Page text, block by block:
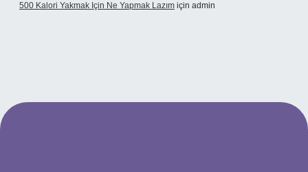
500 Kalori Yakmak Için Ne Yapmak Lazım için admin
adresi